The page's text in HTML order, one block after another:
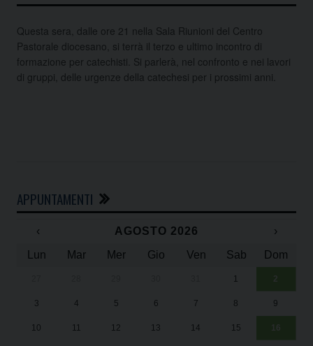
Questa sera, dalle ore 21 nella Sala Riunioni del Centro
Pastorale diocesano, si terrà il terzo e ultimo incontro di
formazione per catechisti. Si parlerà, nel confronto e nei lavori
di gruppi, delle urgenze della catechesi per i prossimi anni.
APPUNTAMENTI
‹ AGOSTO 2026
›
Lun
Mar Mer Gio Ven Sab Dom
1 2
3 4 5 6 7 8 9
10 11 12 13 14 15 16